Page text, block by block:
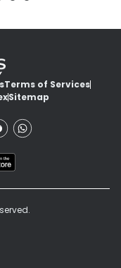
Terms of Services
Sitemap